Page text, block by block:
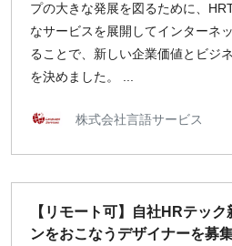
プの大きな発展を図るために、
なサービスを展開してインターネ
ることで、新しい企業価値とビジ
を決めました。 ...
株式会社言語サービス
【リモート可】自社HRテッ
ンをおこなうデザイナーを募